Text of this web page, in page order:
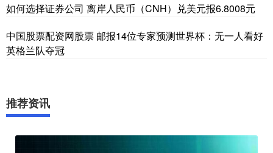
如何选择证券公司 离岸人民币（CNH）兑美元报6.8008元
中国股票配资网股票 邮报14位专家预测世界杯：无一人看好
英格兰队夺冠
推荐资讯